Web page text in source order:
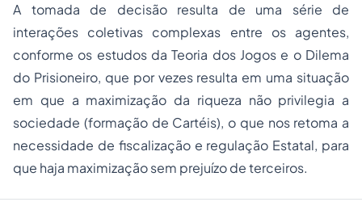
A tomada de decisão resulta de uma série de
interações coletivas complexas entre os agentes,
conforme os estudos da Teoria dos Jogos e o Dilema
do Prisioneiro, que por vezes resulta em uma situação
em que a maximização da riqueza não privilegia a
sociedade (formação de Cartéis), o que nos retoma a
necessidade de fiscalização e regulação Estatal, para
que haja maximização sem prejuízo de terceiros.